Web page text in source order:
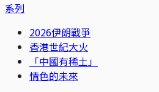
系列
2026伊朗戰爭
香港世紀大火
「中國有稀土」
情色的未來